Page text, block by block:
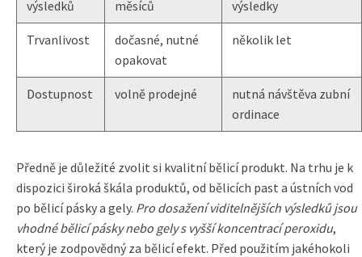
výsledků měsíců výsledky
Trvanlivost
dočasné, nutné
opakovat
několik let
Dostupnost volně prodejné
nutná návštěva zubní
ordinace
Předně je důležité zvolit si kvalitní bělicí produkt. Na trhu je k
dispozici široká škála produktů, od bělicích past a ústních vod
po bělicí pásky a gely. Pro dosažení viditelnějších výsledků jsou
vhodné bělicí pásky nebo gely s vyšší koncentrací peroxidu,
který je zodpovědný za bělicí efekt. Před použitím jakéhokoli